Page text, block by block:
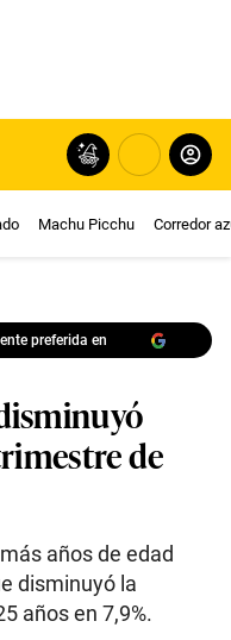
Machu Picchu Corredor
preferida en
de
años de edad
disminuyó la
años en 7,9%.